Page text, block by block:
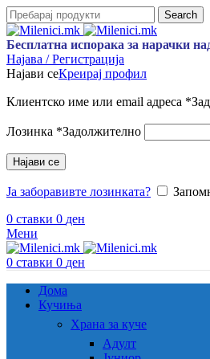
Search
Бесплатна испорака за нарачки
Најава / Регистрација
Најави сеКреирај профил
Клиентско име или email адреса *
Лозинка *Задолжително
Најави се
Ја заборавивте лозинката?
0 ставки 0 ден
Мени
0 ставки 0 ден
Дома
Кучиња
Храна за куче
Адулт